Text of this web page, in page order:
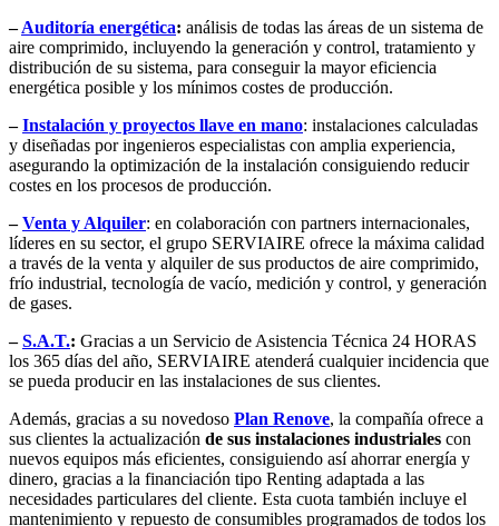
–Auditoría energética: análisis de todas las áreas de un sistema de
aire comprimido, incluyendo la generación y control, tratamiento y
distribución de su sistema, para conseguir la mayor eficiencia
energética posible y los mínimos costes de producción.
–Instalación y proyectos llave en mano: instalaciones calculadas
y diseñadas por ingenieros especialistas con amplia experiencia,
asegurando la optimización de la instalación consiguiendo reducir
costes en los procesos de producción.
–Venta y Alquiler: en colaboración con partners internacionales,
líderes en su sector, el grupo SERVIAIRE ofrece la máxima calidad
a través de la venta y alquiler de sus productos de aire comprimido,
frío industrial, tecnología de vacío, medición y control, y generación
de gases.
–S.A.T.: Gracias a un Servicio de Asistencia Técnica 24 HORAS
los 365 días del año, SERVIAIRE atenderá cualquier incidencia que
se pueda producir en las instalaciones de sus clientes.
Además, gracias a su novedoso Plan Renove, la compañía ofrece a
sus clientes la actualización de sus instalaciones industriales con
nuevos equipos más eficientes, consiguiendo así ahorrar energía y
dinero, gracias a la financiación tipo Renting adaptada a las
necesidades particulares del cliente. Esta cuota también incluye el
mantenimiento y repuesto de consumibles programados de todos los